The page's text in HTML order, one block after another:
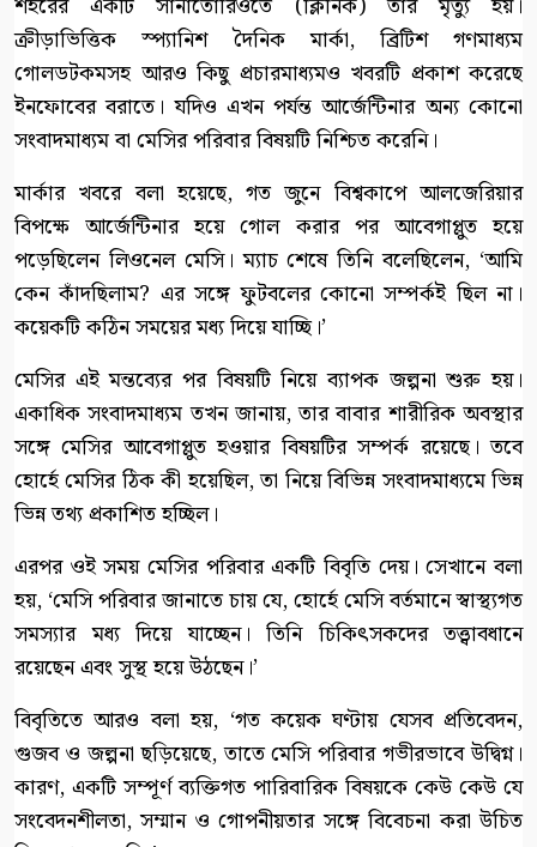
ক্রীড়াভিত্তিক স্প্যানিশ দৈনিক মার্কা, ব্রিটিশ গণমাধ্যম
গোলডটকমসহ আরও কিছু প্রচারমাধ্যমও খবরটি প্রকাশ করেছে
ইনফোবের বরাতে। যদিও এখন পর্যন্ত আর্জেন্টিনার অন্য কোনো
সংবাদমাধ্যম বা মেসির পরিবার বিষয়টি নিশ্চিত করেনি।
মার্কার খবরে বলা হয়েছে, গত জুনে বিশ্বকাপে আলজেরিয়ার
বিপক্ষে আর্জেন্টিনার হয়ে গোল করার পর আবেগাপ্লুত হয়ে
পড়েছিলেন লিওনেল মেসি। ম্যাচ শেষে তিনি বলেছিলেন, ‘আমি
কেন কাঁদছিলাম? এর সঙ্গে ফুটবলের কোনো সম্পর্কই ছিল না।
কয়েকটি কঠিন সময়ের মধ্য দিয়ে যাচ্ছি।’
মেসির এই মন্তব্যের পর বিষয়টি নিয়ে ব্যাপক জল্পনা শুরু হয়।
একাধিক সংবাদমাধ্যম তখন জানায়, তার বাবার শারীরিক অবস্থার
সঙ্গে মেসির আবেগাপ্লুত হওয়ার বিষয়টির সম্পর্ক রয়েছে। তবে
হোর্হে মেসির ঠিক কী হয়েছিল, তা নিয়ে বিভিন্ন সংবাদমাধ্যমে ভিন্ন
ভিন্ন তথ্য প্রকাশিত হচ্ছিল।
এরপর ওই সময় মেসির পরিবার একটি বিবৃতি দেয়। সেখানে বলা
হয়, ‘মেসি পরিবার জানাতে চায় যে, হোর্হে মেসি বর্তমানে স্বাস্থ্যগত
সমস্যার মধ্য দিয়ে যাচ্ছেন। তিনি চিকিৎসকদের তত্ত্বাবধানে
রয়েছেন এবং সুস্থ হয়ে উঠছেন।’
বিবৃতিতে আরও বলা হয়, ‘গত কয়েক ঘণ্টায় যেসব প্রতিবেদন,
গুজব ও জল্পনা ছড়িয়েছে, তাতে মেসি পরিবার গভীরভাবে উদ্বিগ্ন।
কারণ, একটি সম্পূর্ণ ব্যক্তিগত পারিবারিক বিষয়কে কেউ কেউ যে
সংবেদনশীলতা, সম্মান ও গোপনীয়তার সঙ্গে বিবেচনা করা উচিত